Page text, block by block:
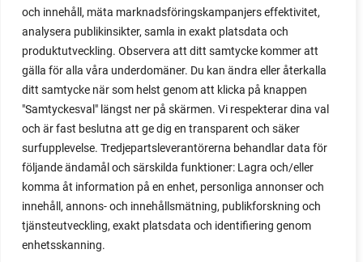
och innehåll, mäta marknadsföringskampanjers effektivitet,
analysera publikinsikter, samla in exakt platsdata och
produktutveckling. Observera att ditt samtycke kommer att
gälla för alla våra underdomäner. Du kan ändra eller återkalla
ditt samtycke när som helst genom att klicka på knappen
"Samtyckesval" längst ner på skärmen. Vi respekterar dina val
och är fast beslutna att ge dig en transparent och säker
surfupplevelse. Tredjepartsleverantörerna behandlar data för
följande ändamål och särskilda funktioner: Lagra och/eller
komma åt information på en enhet, personliga annonser och
innehåll, annons- och innehållsmätning, publikforskning och
tjänsteutveckling, exakt platsdata och identifiering genom
enhetsskanning.